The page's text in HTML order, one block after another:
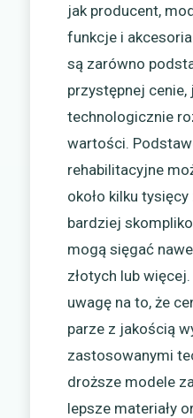
jak producent,
funkcje i
są zarówno
przystępnej
technologicznie
wartości.
rehabilitacyjne
około kilku
bardziej
mogą sięgać
złotych lub
uwagę na to, że
parze z jakością
zastosowanymi
droższe modele
lepsze materiały